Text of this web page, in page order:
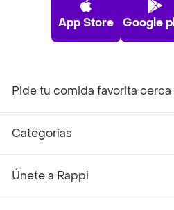
App Store Google
Pide tu comida favorita cerca
Categorías
Únete a Rappi